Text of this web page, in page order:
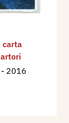
carta
- 2016